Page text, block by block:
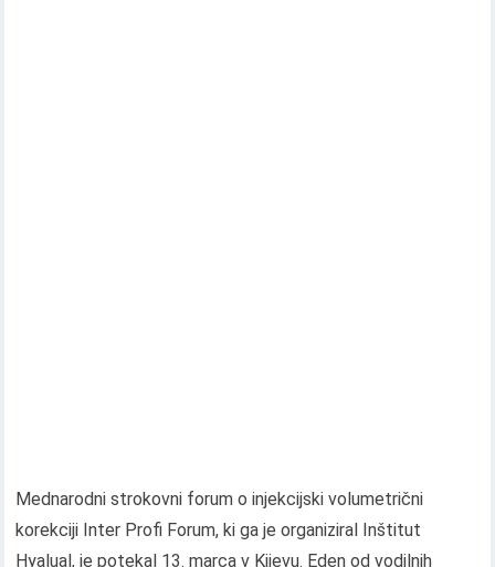
Mednarodni strokovni forum o injekcijski volumetrični
korekciji Inter Profi Forum, ki ga je organiziral Inštitut
Hyalual, je potekal 13. marca v Kijevu. Eden od vodilnih